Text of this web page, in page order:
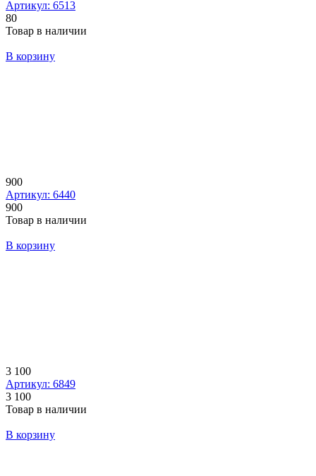
Артикул: 6513
80
Товар в наличии
В корзину
900
Артикул: 6440
900
Товар в наличии
В корзину
3 100
Артикул: 6849
3 100
Товар в наличии
В корзину